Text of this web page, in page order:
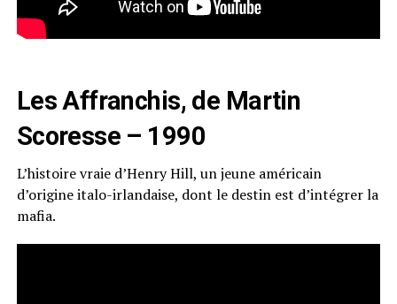
Les Affranchis, de Martin
Scoresse – 1990
L’histoire vraie d’Henry Hill, un jeune américain
d’origine italo-irlandaise, dont le destin est d’intégrer la
mafia.